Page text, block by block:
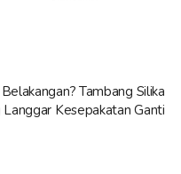
Tambang Silika
Kesepakatan Ganti